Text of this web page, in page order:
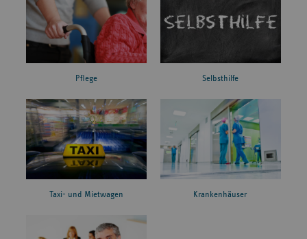
Pflege Selbsthilfe
Taxi- und Mietwagen Krankenhäuser